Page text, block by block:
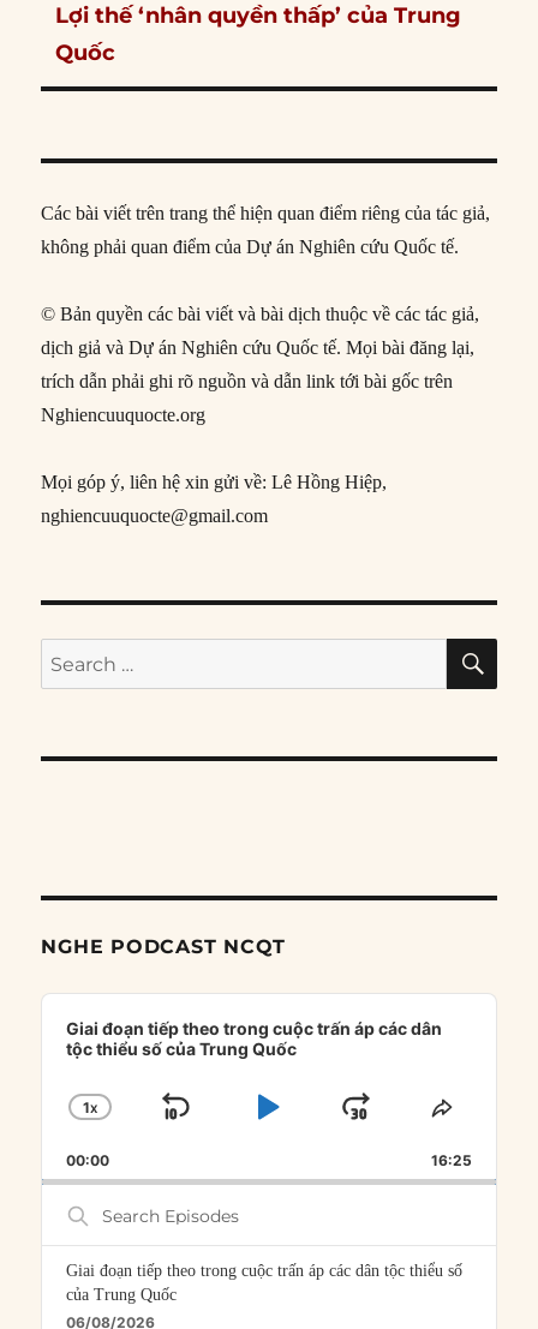
Next
post:
Lợi thế ‘nhân quyền thấp’ của Trung
Quốc
Các bài viết trên trang thể hiện quan điểm riêng của tác giả,
không phải quan điểm của Dự án Nghiên cứu Quốc tế.
© Bản quyền các bài viết và bài dịch thuộc về các tác giả,
dịch giả và Dự án Nghiên cứu Quốc tế. Mọi bài đăng lại,
trích dẫn phải ghi rõ nguồn và dẫn link tới bài gốc trên
Nghiencuuquocte.org
Mọi góp ý, liên hệ xin gửi về: Lê Hồng Hiệp,
nghiencuuquocte@gmail.com
Search
for:
NGHE PODCAST NCQT
Audio
Player
Giai đoạn tiếp theo trong cuộc trấn áp các dân
tộc thiểu số của Trung Quốc
CHANGE
RATE
1X
SKIP
PLAYJUMP
FORWARD
SHARE
00:00 16:25
Search
Episodes
Giai đoạn tiếp theo trong cuộc trấn áp các dân tộc thiểu số
của Trung Quốc
06/08/2026